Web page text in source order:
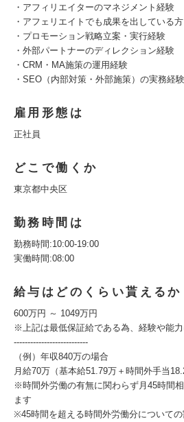
・アフィリエイターのマネジメント経験
・アフェリエイトでも成果を出している方
・プロモーション戦略立案・実行経験
・外部パートナーのディレクション経験
・CRM・MA施策の運用経験
・SEO（内部対策・外部施策）の実務経験
雇用形態は
正社員
どこで働くか
東京都中央区
勤務時間は
勤務時間:10:00-19:00
実働時間:08:00
給与はどのくらい貰えるか
600万円 ～ 1049万円
※上記は最低保証給である為、経験や能力
---------------------------
（例）年収840万の場合
月給70万（基本給51.79万＋時間外手当
※時間外労働の有無に関わらず月45時間
ます
※45時間を超える時間外労働分について